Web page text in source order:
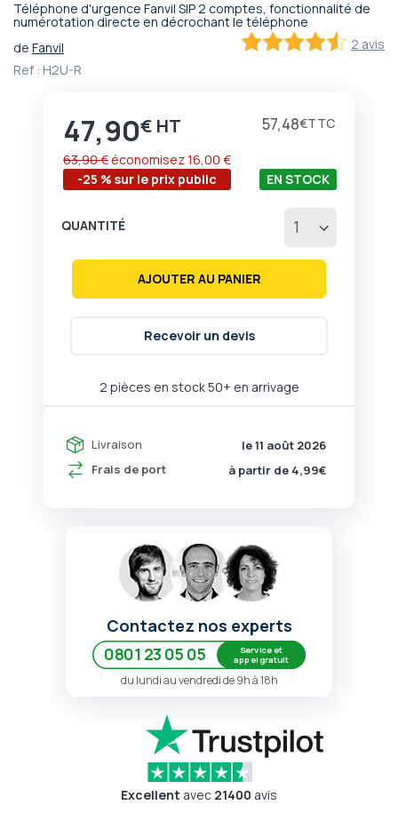
Téléphone d'urgence Fanvil SIP 2 comptes, fonctionnalité de
numérotation directe en décrochant le téléphone
2 avis
de Fanvil
Ref : H2U-R
Prix
47,90€ 57,48€
-25 % sur le prix public
63,90 € économisez16,00 €
2 pièces en stock50+ en arrivage
EN STOCK
Livraison
le 11 août 2026
Frais de port
à partir de 4,99€
QUANTITÉ
AJOUTER AU PANIER
Recevoir un devis
Passer
début
de
Contactez nos experts
0801 23 05 05
Service et
appel gratuit
du lundi au vendredi de 9h à 18h
Excellent avec 21400 avis